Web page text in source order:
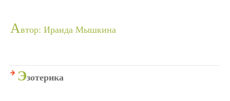
Автор: Ираида Мышкина
Эзотерика